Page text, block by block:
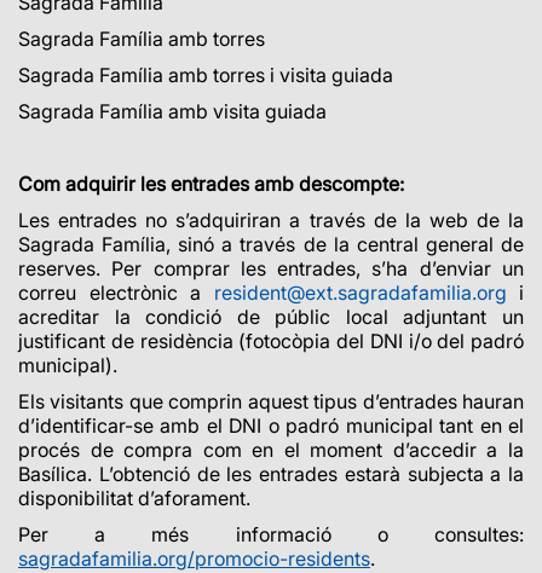
Sagrada Família amb torres
Sagrada Família amb torres i visita guiada
Sagrada Família amb visita guiada
Com adquirir les entrades amb descompte:
Les entrades no s’adquiriran a través de la web de la
Sagrada Família, sinó a través de la central general de
reserves. Per comprar les entrades, s’ha d’enviar un
correu electrònic a resident@ext.sagradafamilia.org i
acreditar la condició de públic local adjuntant un
justificant de residència (fotocòpia del DNI i/o del padró
municipal).
Els visitants que comprin aquest tipus d’entrades hauran
d’identificar-se amb el DNI o padró municipal tant en el
procés de compra com en el moment d’accedir a la
Basílica. L’obtenció de les entrades estarà subjecta a la
disponibilitat d’aforament.
Per a més informació o consultes:
sagradafamilia.org/promocio-residents.